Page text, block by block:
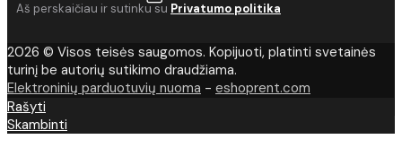
Aš perskaičiau ir sutinku su Privatumo politika
2026 © Visos teisės saugomos. Kopijuoti, platinti svetainės
turinį be autorių sutikimo draudžiama.
Elektroninių parduotuvių nuoma - eshoprent.com
Rašyti
Skambinti